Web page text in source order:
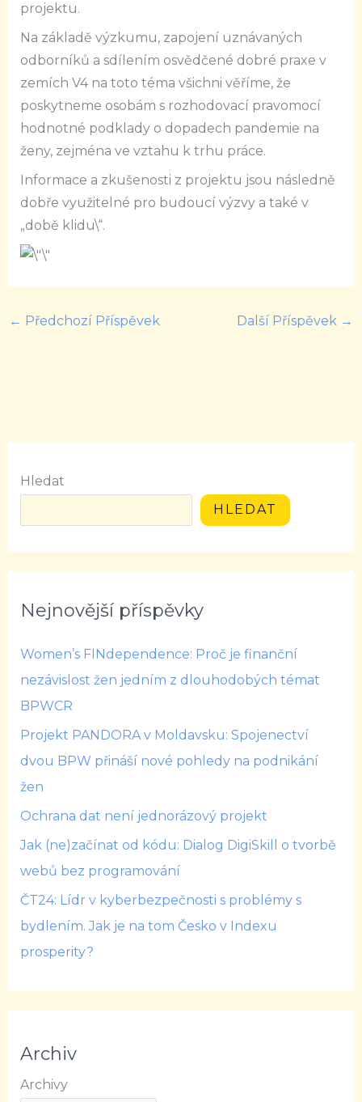
projektu.
Na základě výzkumu, zapojení uznávaných
odborníků a sdílením osvědčené dobré praxe v
zemích V4 na toto téma všichni věříme, že
poskytneme osobám s rozhodovací pravomocí
hodnotné podklady o dopadech pandemie na
ženy, zejména ve vztahu k trhu práce.
Informace a zkušenosti z projektu jsou následně
dobře využitelné pro budoucí výzvy a také v
„době klidu\“.
← Předchozí Příspěvek Další Příspěvek →
Hledat
HLEDAT
Nejnovější příspěvky
Women’s FINdependence: Proč je finanční
nezávislost žen jedním z dlouhodobých témat
BPWCR
Projekt PANDORA v Moldavsku: Spojenectví
dvou BPW přináší nové pohledy na podnikání
žen
Ochrana dat není jednorázový projekt
Jak (ne)začínat od kódu: Dialog DigiSkill o tvorbě
webů bez programování
ČT24: Lídr v kyberbezpečnosti s problémy s
bydlením. Jak je na tom Česko v Indexu
prosperity?
Archiv
Archivy